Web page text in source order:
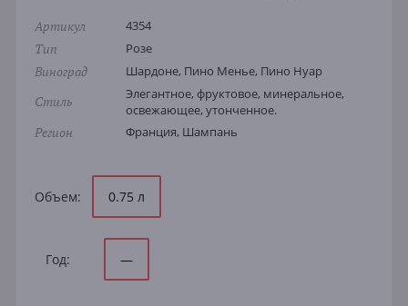
Артикул 4354
Тип Розе
Виноград Шардоне, Пино Менье, Пино Нуар
Стиль
Элегантное, фруктовое, минеральное,
освежающее, утонченное.
Регион Франция, Шампань
Объем: 0.75 л
Год: —